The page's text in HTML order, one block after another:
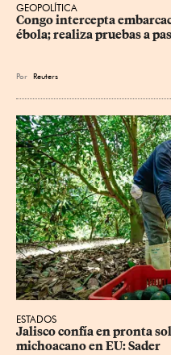
GEOPOLÍTICA
Congo intercepta
ébola; realiza pruebas a
Por Reuters
ESTADOS
Jalisco confía en pronta
michoacano en EU: Sader